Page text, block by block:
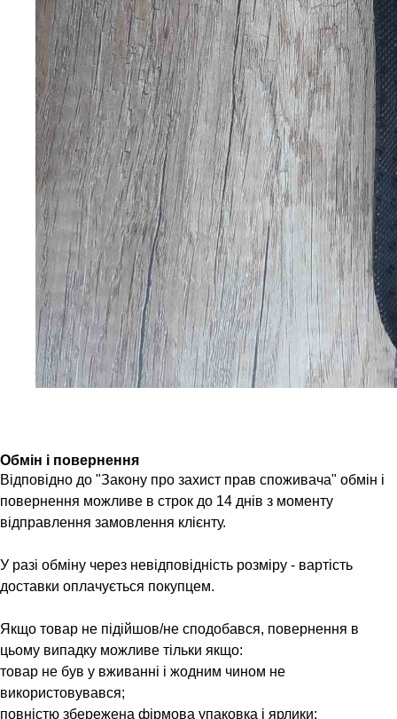
Обмін і повернення
Відповідно до "Закону про захист прав споживача" обмін і
повернення можливе в строк до 14 днів з моменту
відправлення замовлення клієнту.
У разі обміну через невідповідність розміру - вартість
доставки оплачується покупцем.
Якщо товар не підійшов/не сподобався, повернення в
цьому випадку можливе тільки якщо:
товар не був у вживанні і жодним чином не
використовувався;
повністю збережена фірмова упаковка і ярлики;